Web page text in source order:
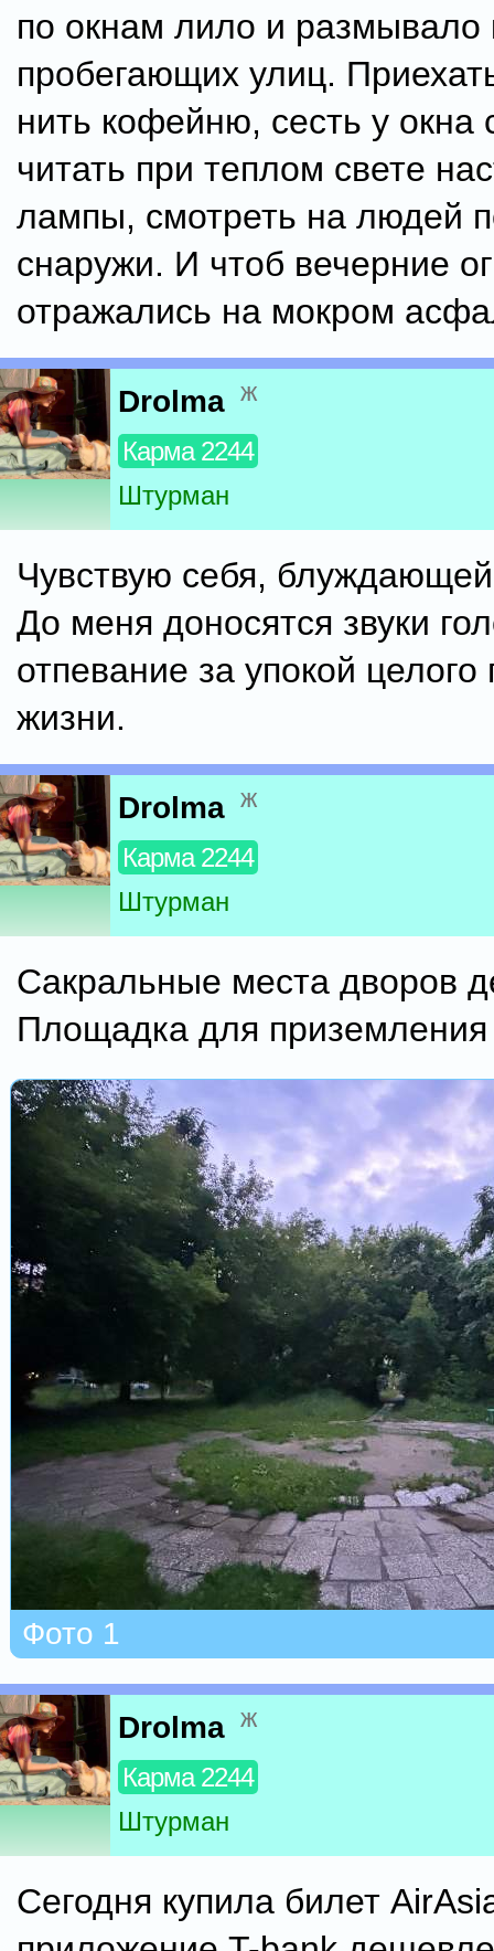
по окнам лило и размывало
пробегающих улиц.
нить кофейню, сесть у окна
читать при теплом свете
лампы, смотреть на людей
снаружи. И чтоб вечерние
отражались на мокром
Drolma ж
Карма 2244
Штурман
Чувствую себя, блуждающей
До меня доносятся звуки
отпевание за упокой целого
жизни.
Drolma ж
Карма 2244
Штурман
Сакральные места дворов
Площадка для приземления
Фото 1
Drolma ж
Карма 2244
Штурман
Сегодня купила билет